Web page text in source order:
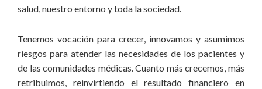
salud, nuestro entorno y toda la sociedad.
Tenemos vocación para crecer, innovamos y asumimos
riesgos para atender las necesidades de los pacientes y
de las comunidades médicas. Cuanto más crecemos, más
retribuimos, reinvirtiendo el resultado financiero en